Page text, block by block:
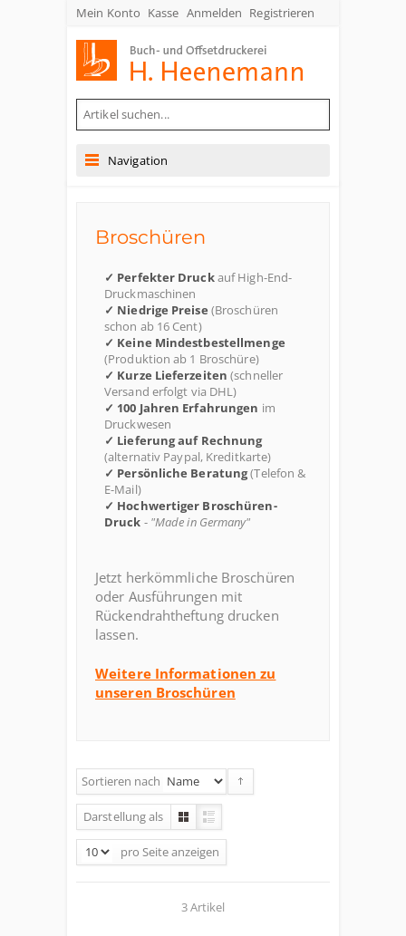
Mein Konto Kasse Anmelden Registrieren
Navigation
Broschüren
✓ Perfekter Druckauf High-End-
Druckmaschinen
✓ Niedrige Preise (Broschüren
schon ab 16 Cent)
✓ Keine Mindestbestellmenge
(Produktion ab 1 Broschüre)
✓ Kurze Lieferzeiten (schneller
Versand erfolgt via DHL)
✓ 100 Jahren Erfahrungen im
Druckwesen
✓ Lieferung auf Rechnung
(alternativ Paypal, Kreditkarte)
✓ Persönliche Beratung(Telefon &
E-Mail)
✓ Hochwertiger Broschüren-
Druck - "Made in Germany"
Jetzt herkömmliche Broschüren
oder Ausführungen mit
Rückendrahtheftung drucken
lassen.
Weitere Informationen zu
unseren Broschüren
Sortieren nach
Darstellung als
pro Seiteanzeigen
3 Artikel